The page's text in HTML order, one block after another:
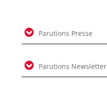
Parutions Presse
Parutions Newsletter